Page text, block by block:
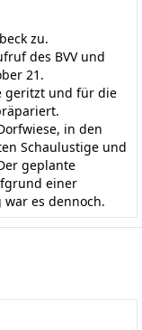
zu.
des BVV und
21.
geritzt und für die
in den
Schaulustige und
geplante
einer
es dennoch.